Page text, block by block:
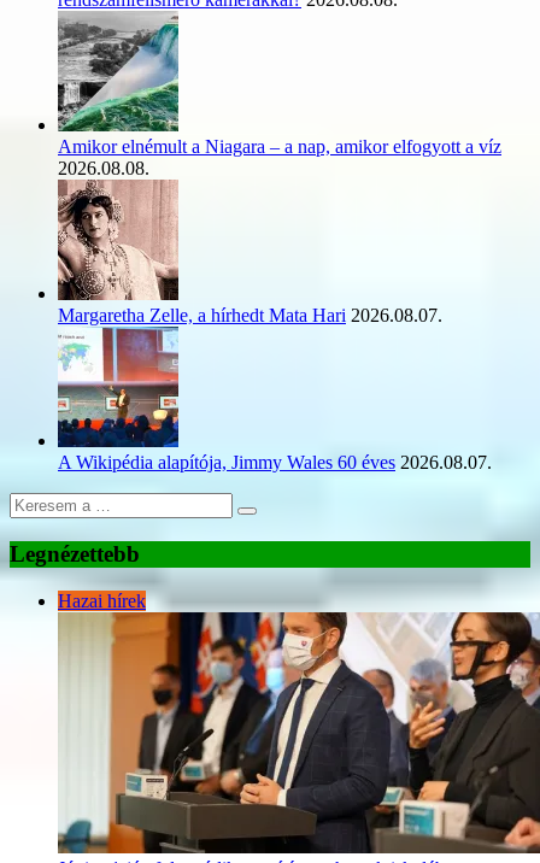
Amikor elnémult a Niagara – a nap, amikor elfogyott a víz
2026.08.08.
Margaretha Zelle, a hírhedt Mata Hari 2026.08.07.
A Wikipédia alapítója, Jimmy Wales 60 éves 2026.08.07.
Legnézettebb
Hazai hírek